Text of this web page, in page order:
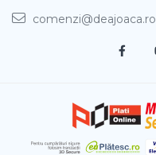
comenzi@deajoaca.ro